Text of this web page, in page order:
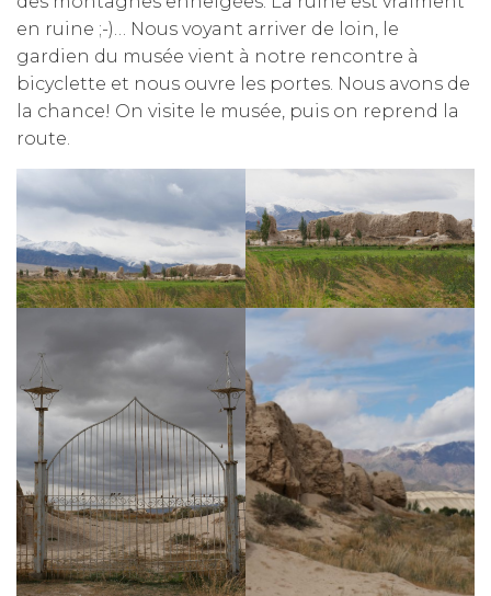
en ruine ;-)… Nous voyant arriver de loin, le
gardien du musée vient à notre rencontre à
bicyclette et nous ouvre les portes. Nous avons de
la chance! On visite le musée, puis on reprend la
route.